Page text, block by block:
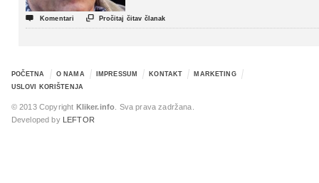
 Komentari  Pročitaj čitav članak
POČETNA O NAMA IMPRESSUM KONTAKT
MARKETING
USLOVI KORIŠTENJA
© 2013 Copyright Kliker.info . Sva prava zadržana.
Developed by
LEFTOR